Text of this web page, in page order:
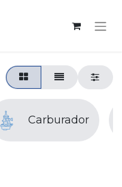
Carburador